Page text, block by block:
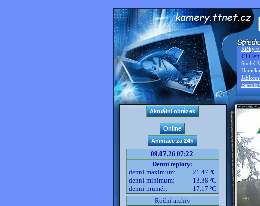
Říčky
TJ
Suchý
Hanička
09.07.26 07:22
Denní teploty:
denní maximum:
21.47 ºC
denní minimum:
13.38 ºC
denní průměr:
17.17 ºC
Roční archiv